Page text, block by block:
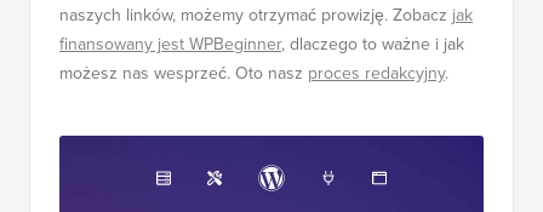
naszych linków, możemy otrzymać prowizję. Zobacz jak
finansowany jest WPBeginner, dlaczego to ważne i jak
możesz nas wesprzeć. Oto nasz proces redakcyjny.